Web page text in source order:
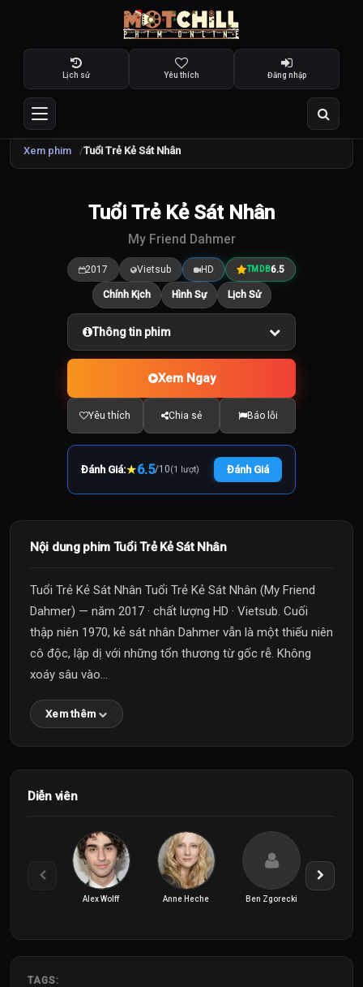
Lịch sử Yêu thích Đăng nhập
Xem phim Tuổi Trẻ Kẻ Sát Nhân
6.5
Tuổi Trẻ Kẻ Sát Nhân
My Friend Dahmer
2017 Vietsub HD TMDB6.5
Chính Kịch Hình Sự Lịch Sử
Thông tin phim
Xem Ngay
Yêu thích Chia sẻ Báo lỗi
Đánh Giá:★6.5/10(1 lượt) Đánh Giá
Nội dung phim Tuổi Trẻ Kẻ Sát Nhân
Tuổi Trẻ Kẻ Sát Nhân Tuổi Trẻ Kẻ Sát Nhân (My Friend
Dahmer) — năm 2017 · chất lượng HD · Vietsub. Cuối
thập niên 1970, kẻ sát nhân Dahmer vẫn là một thiếu niên
cô độc, lập dị với những tổn thương từ gốc rễ. Không
xoáy sâu vào...
Xem thêm
Diễn viên
Alex Wolff Anne Heche Ben Zgorecki
TAGS: